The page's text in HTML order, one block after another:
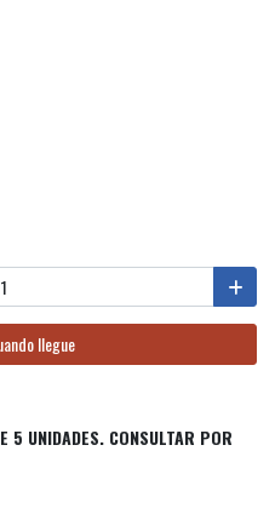
llegue
5 UNIDADES. CONSULTAR POR